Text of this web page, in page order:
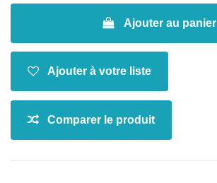
Ajouter au panier